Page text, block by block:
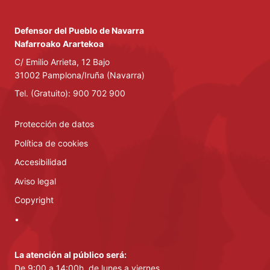
Defensor del Pueblo de Navarra
Nafarroako Arartekoa
C/ Emilio Arrieta, 12 Bajo
31002 Pamplona/Iruña (Navarra)
Tel. (Gratuito): 900 702 900
Protección de datos
Política de cookies
Accesibilidad
Aviso legal
Copyright
•
La atención al público será:
De 9:00 a 14:00h, de lunes a viernes.